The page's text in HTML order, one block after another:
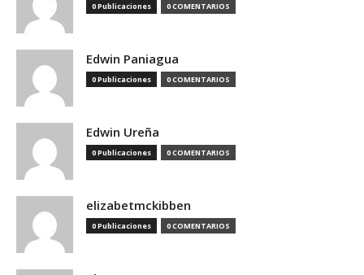
0 Publicaciones 0 COMENTARIOS
Edwin Paniagua
0 Publicaciones 0 COMENTARIOS
Edwin Ureña
0 Publicaciones 0 COMENTARIOS
elizabetmckibben
0 Publicaciones 0 COMENTARIOS